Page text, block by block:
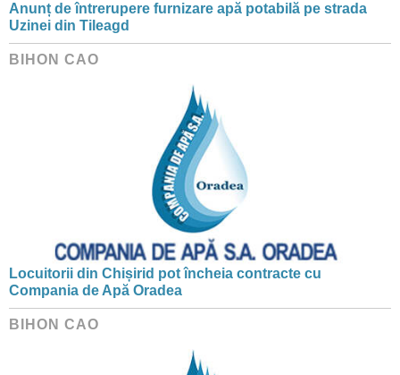
Anunț de întrerupere furnizare apă potabilă pe strada
Uzinei din Tileagd
BIHON CAO
Locuitorii din Chișirid pot încheia contracte cu
Compania de Apă Oradea
BIHON CAO